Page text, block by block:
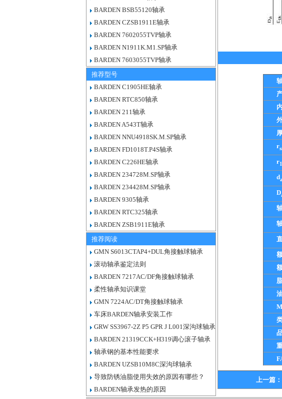
BARDEN BSB55120轴承
BARDEN CZSB1911E轴承
BARDEN 7602055TVP轴承
BARDEN N1911K.M1.SP轴承
BARDEN 7603055TVP轴承
推荐型号
BARDEN C1905HE轴承
BARDEN RTC850轴承
BARDEN 211轴承
BARDEN A543T轴承
BARDEN NNU4918SK.M.SP轴承
BARDEN FD1018T.P4S轴承
BARDEN C226HE轴承
BARDEN 234728M.SP轴承
BARDEN 234428M.SP轴承
BARDEN 9305轴承
BARDEN RTC325轴承
BARDEN ZSB1911E轴承
推荐阅读
GMN S6013CTAP4+DUL角接触球轴承
滚动轴承鉴定法则
BARDEN 7217AC/DF角接触球轴承
柔性轴承知识课堂
GMN 7224AC/DT角接触球轴承
车床BARDEN轴承安装工作
GRW SS3967-2Z P5 GPR J L001深沟球轴承
BARDEN 21319CCK+H319调心滚子轴承
轴承钢的基本性能要求
BARDEN UZSB10M8C深沟球轴承
导致防锈油脂使用失效的原因有哪些？
BARDEN轴承发热的原因
r
r
da
D
上一篇：